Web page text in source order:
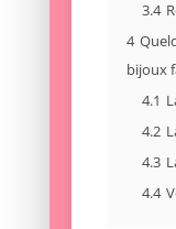
3.4
4
bijoux
4.1
4.2
4.3
4.4